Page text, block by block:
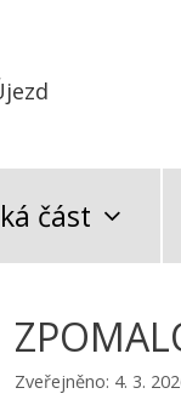
část
Zveřejněno: 4. 3.